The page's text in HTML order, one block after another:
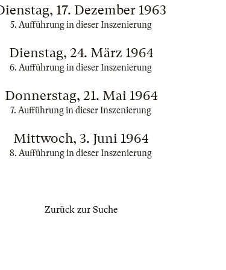
17. Dezember 1963
5. Aufführung in dieser Inszenierung
Dienstag, 24. März 1964
6. Aufführung in dieser Inszenierung
Donnerstag, 21. Mai 1964
7. Aufführung in dieser Inszenierung
Mittwoch, 3. Juni 1964
8. Aufführung in dieser Inszenierung
Zurück zur Suche